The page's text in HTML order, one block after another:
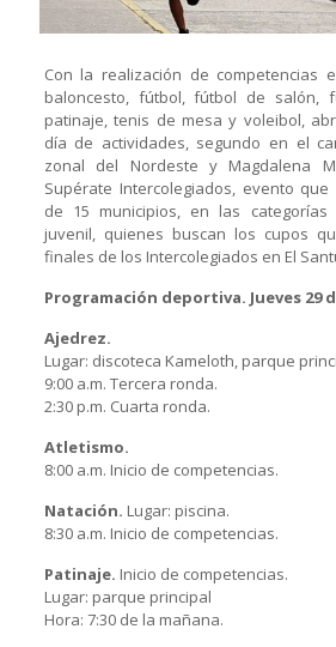
Con la realización de competencias
baloncesto, fútbol, fútbol de salón,
patinaje, tenis de mesa y voleibol,
día de actividades, segundo en el
zonal del Nordeste y Magdalena
Supérate Intercolegiados, evento
de 15 municipios, en las
juvenil, quienes buscan los cupos
finales de los Intercolegiados en El
Programación deportiva. Jueves 29
Ajedrez.
Lugar: discoteca Kameloth, parque
9:00 a.m. Tercera ronda.
2:30 p.m. Cuarta ronda.
Atletismo.
8:00 a.m. Inicio de competencias.
Natación. Lugar: piscina.
8:30 a.m. Inicio de competencias.
Patinaje. Inicio de competencias.
Lugar: parque principal
Hora: 7:30 de la mañana.